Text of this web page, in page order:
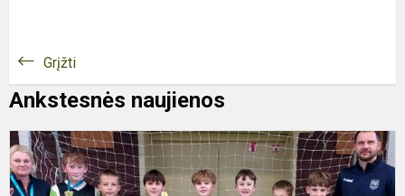
Grįžti
Ankstesnės naujienos